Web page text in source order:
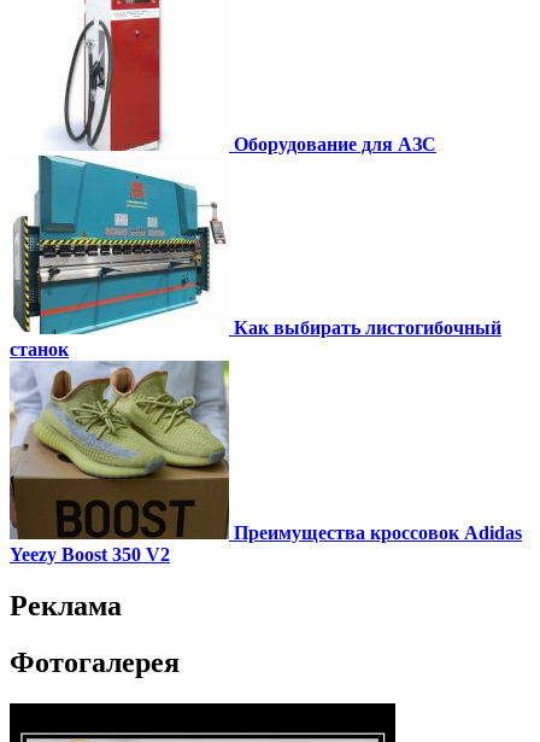
Оборудование для АЗС
Как выбирать листогибочный
станок
Преимущества кроссовок Adidas
Yeezy Boost 350 V2
Реклама
Фотогалерея